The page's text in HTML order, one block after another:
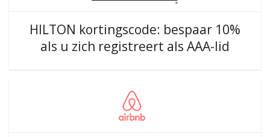
HILTON kortingscode: bespaar 10%
als u zich registreert als AAA-lid